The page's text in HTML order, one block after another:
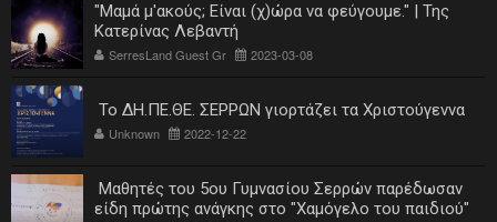
"Μαμά μ'ακούς; Είναι (χ)ώρα να φεύγουμε." | Της
Κατερίνας Λεβαντή
SerresLand Guest Gr 2023-03-08
Το ΔΗ.ΠΕ.ΘΕ. ΣΕΡΡΩΝ γιορτάζει τα Χριστούγεννα
Unknown 2022-12-22
Μαθητές του 5ου Γυμνασίου Σερρών παρέδωσαν
είδη πρώτης ανάγκης στο "Χαμόγελο του παιδιού"